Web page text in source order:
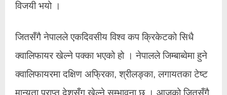
विजयी भयो ।
जितसँगै नेपालले एकदिवसीय विश्व कप क्रिकेटको सिधै
क्वालिफायर खेल्ने पक्का भएको हो । नेपालले जिम्बाब्वेमा हुने
क्वालिफायरमा दक्षिण अफ्रिका, श्रीलङ्का, लगायतका टेष्ट
मान्यता प्राप्त देशसँग खेल्ने सम्भावना छ । आजको जितसँगै